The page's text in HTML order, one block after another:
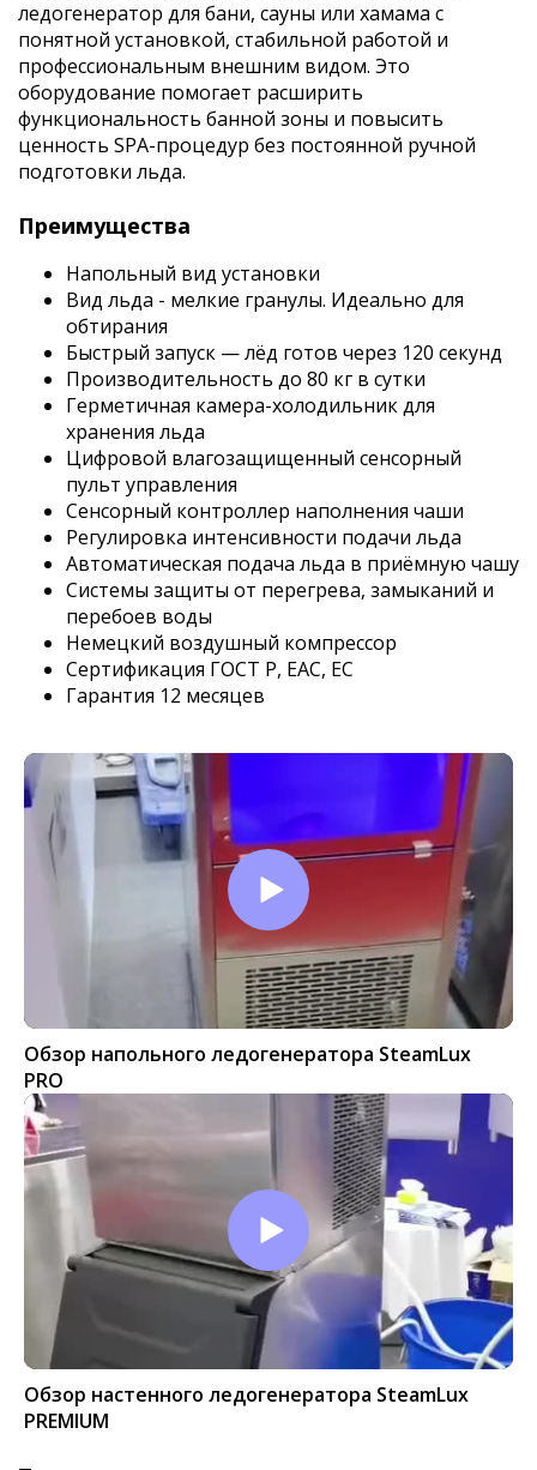
ледогенератор для бани, сауны или хамама с
понятной установкой, стабильной работой и
профессиональным внешним видом. Это
оборудование помогает расширить
функциональность банной зоны и повысить
ценность SPA-процедур без постоянной ручной
подготовки льда.
Преимущества
Напольный вид установки
Вид льда - мелкие гранулы. Идеально для
обтирания
Быстрый запуск — лёд готов через 120 секунд
Производительность до 80 кг в сутки
Герметичная камера-холодильник для
хранения льда
Цифровой влагозащищенный сенсорный
пульт управления
Сенсорный контроллер наполнения чаши
Регулировка интенсивности подачи льда
Автоматическая подача льда в приёмную чашу
Системы защиты от перегрева, замыканий и
перебоев воды
Немецкий воздушный компрессор
Сертификация ГОСТ Р, EAC, EC
Гарантия 12 месяцев
Обзор напольного ледогенератора SteamLux
PRO
Обзор настенного ледогенератора SteamLux
PREMIUM